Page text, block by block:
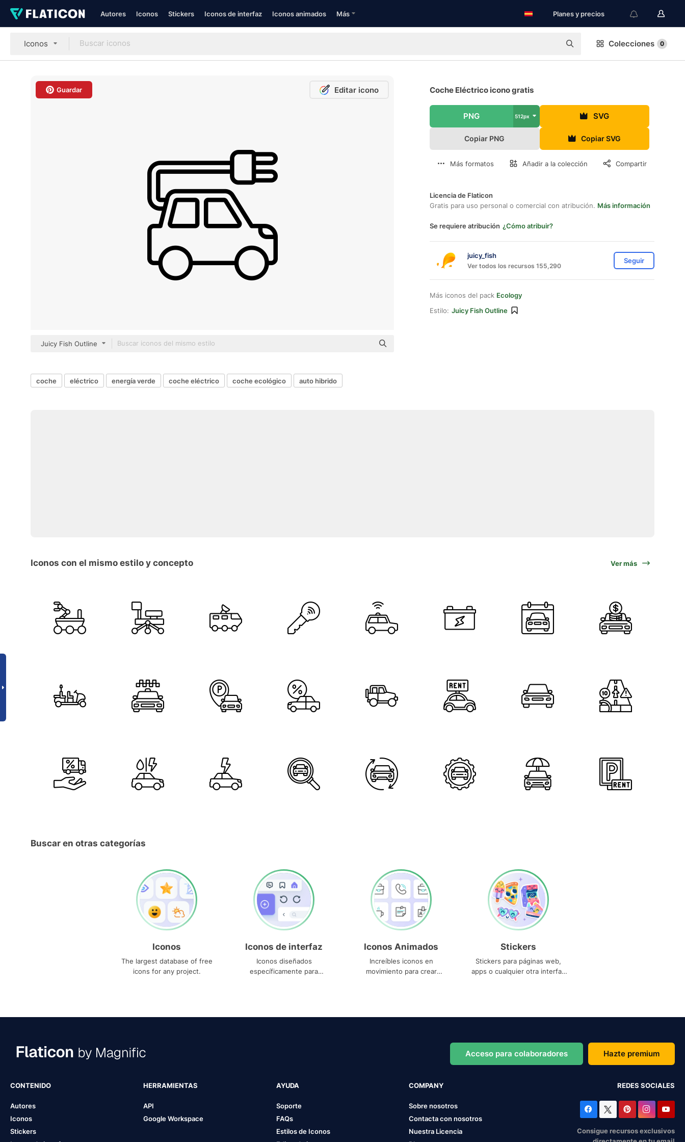
Autores Iconos Stickers Iconos de interfaz Iconos animados Más Planes y precios
Iconos Colecciones 0
Guardar Editar icono
Juicy Fish Outline
Coche Eléctrico icono gratis
PNG 512px SVG
Copiar PNG Copiar SVG
Más formatos Añadir a la colección Compartir
Licencia de Flaticon
Gratis para uso personal o comercial con atribución. Más información
Se requiere atribución ¿Cómo atribuir?
juicy_fish
Ver todos los recursos 155,290
Seguir
Más iconos del pack Ecology
Estilo: Juicy Fish Outline
coche eléctrico energía verde coche eléctrico coche ecológico auto hibrido
Iconos con el mismo estilo y concepto Ver más
Buscar en otras categorías
Iconos
The largest database of free
icons for any project.
Iconos de interfaz
Iconos diseñados
específicamente para
Iconos Animados
Increíbles iconos en
movimiento para crear
Stickers
Stickers para páginas web,
apps o cualquier otra interfaz
Acceso para colaboradores Hazte premium
CONTENIDO
Autores
Iconos
Stickers
HERRAMIENTAS
API
Google Workspace
AYUDA
Soporte
FAQs
Estilos de Iconos
COMPANY
Sobre nosotros
Contacta con nosotros
Nuestra Licencia
REDES SOCIALES
Consigue recursos exclusivos